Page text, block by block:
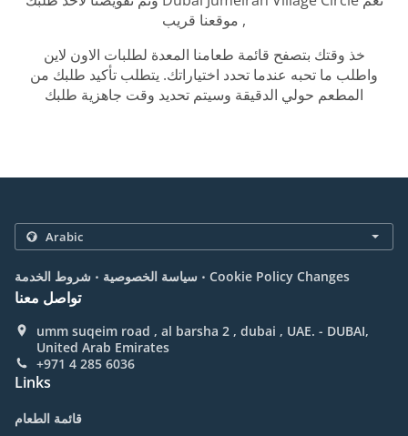
, موقعنا قريب
خذ وقتك بتصفح قائمة طعامنا المعدة لطلبات الاون لاين
واطلب ما تحبه عندما تحدد اختياراتك. يتطلب تأكيد طلبك من
المطعم حولي الدقيقة وسيتم تحديد وقت جاهزية طلبك
سياسة الخصوصية . شروط الخدمة . Cookie Policy Changes
تواصل معنا
umm suqeim road , al barsha 2 , dubai , UAE. - DUBAI,
United Arab Emirates
+971 4 285 6036
Links
قائمة الطعام